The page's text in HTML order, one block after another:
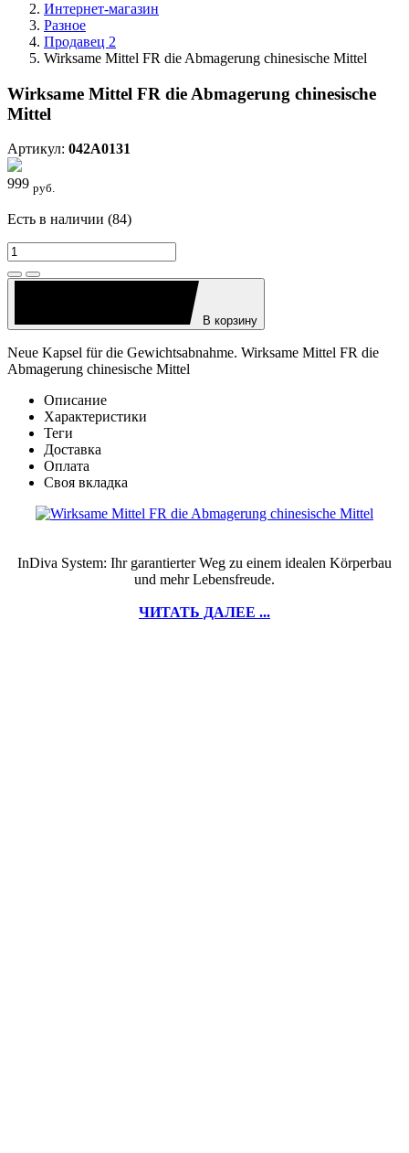
Интернет-магазин
Разное
Продавец 2
Wirksame Mittel FR die Abmagerung chinesische Mittel
Wirksame Mittel FR die Abmagerung chinesische
Mittel
Артикул: 042A0131
999 руб.
Есть в наличии (84)
В корзину
Neue Kapsel für die Gewichtsabnahme. Wirksame Mittel FR die
Abmagerung chinesische Mittel
Описание
Характеристики
Теги
Доставка
Оплата
Своя вкладка
InDiva System: Ihr garantierter Weg zu einem idealen Körperbau
und mehr Lebensfreude.
ЧИТАТЬ ДАЛЕЕ ...